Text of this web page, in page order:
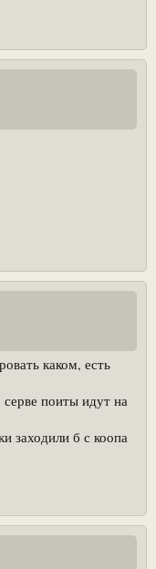
каком, есть
поиты идут на
заходили б с коопа